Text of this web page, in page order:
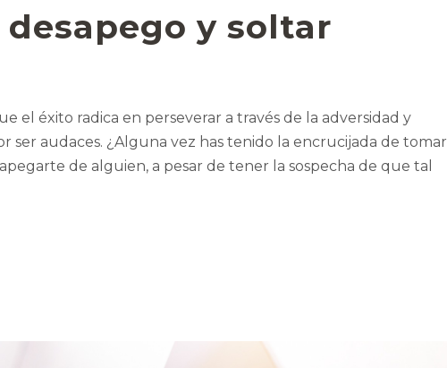
y soltar
el éxito radica en perseverar a través de la adversidad y
ser audaces. ¿Alguna vez has tenido la encrucijada de tomar
de alguien, a pesar de tener la sospecha de que tal